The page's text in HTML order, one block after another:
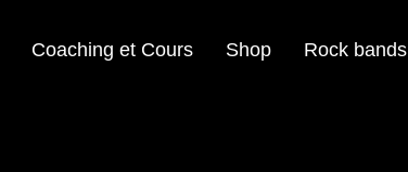
Coaching et Cours Shop Rock bands